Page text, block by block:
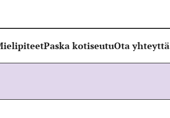
Paska kotiseutuOta yhteyttä